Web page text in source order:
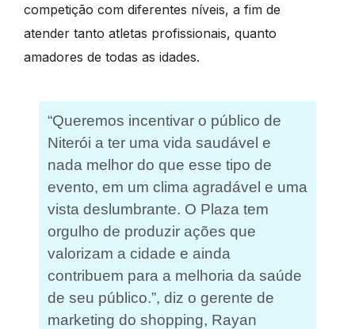
competição com diferentes níveis, a fim de
atender tanto atletas profissionais, quanto
amadores de todas as idades.
“Queremos incentivar o público de
Niterói a ter uma vida saudável e
nada melhor do que esse tipo de
evento, em um clima agradável e uma
vista deslumbrante. O Plaza tem
orgulho de produzir ações que
valorizam a cidade e ainda
contribuem para a melhoria da saúde
de seu público.”, diz o gerente de
marketing do shopping, Rayan